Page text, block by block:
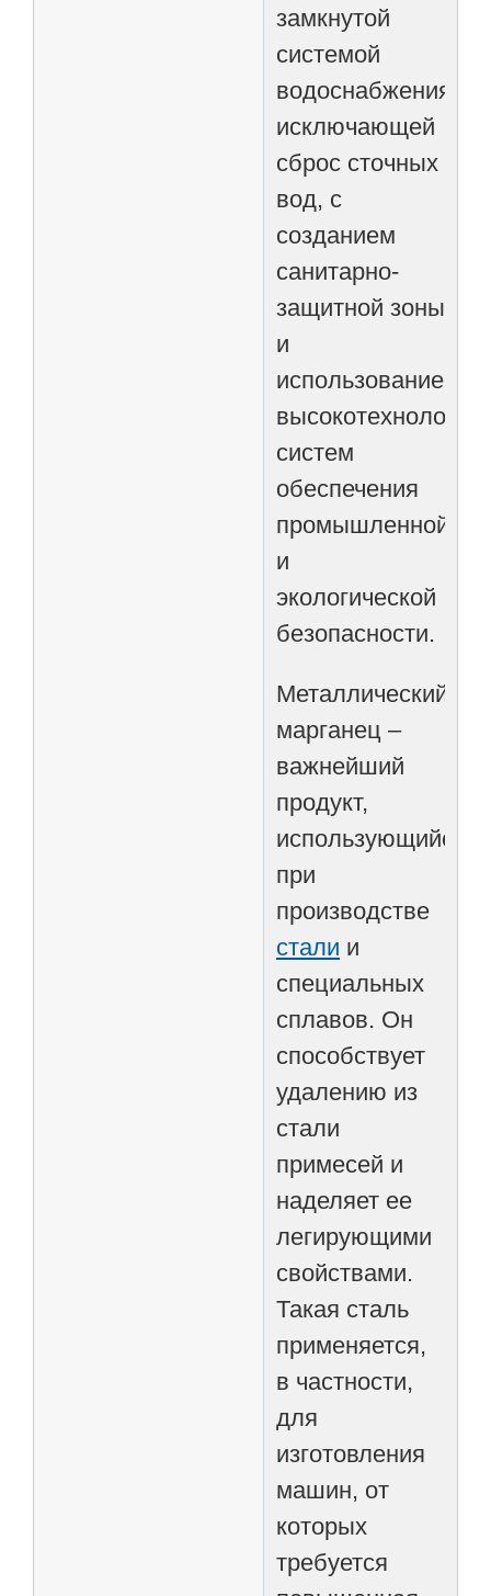
замкнутой
системой
водоснабжения,
исключающей
сброс сточных
вод, с
созданием
санитарно-
защитной зоны
и
использованием
систем
обеспечения
промышленной
и
экологической
безопасности.
Металлический
марганец –
важнейший
продукт,
использующийся
при
производстве
стали и
специальных
сплавов. Он
способствует
удалению из
стали
примесей и
наделяет ее
легирующими
свойствами.
Такая сталь
применяется,
в частности,
для
изготовления
машин, от
которых
требуется